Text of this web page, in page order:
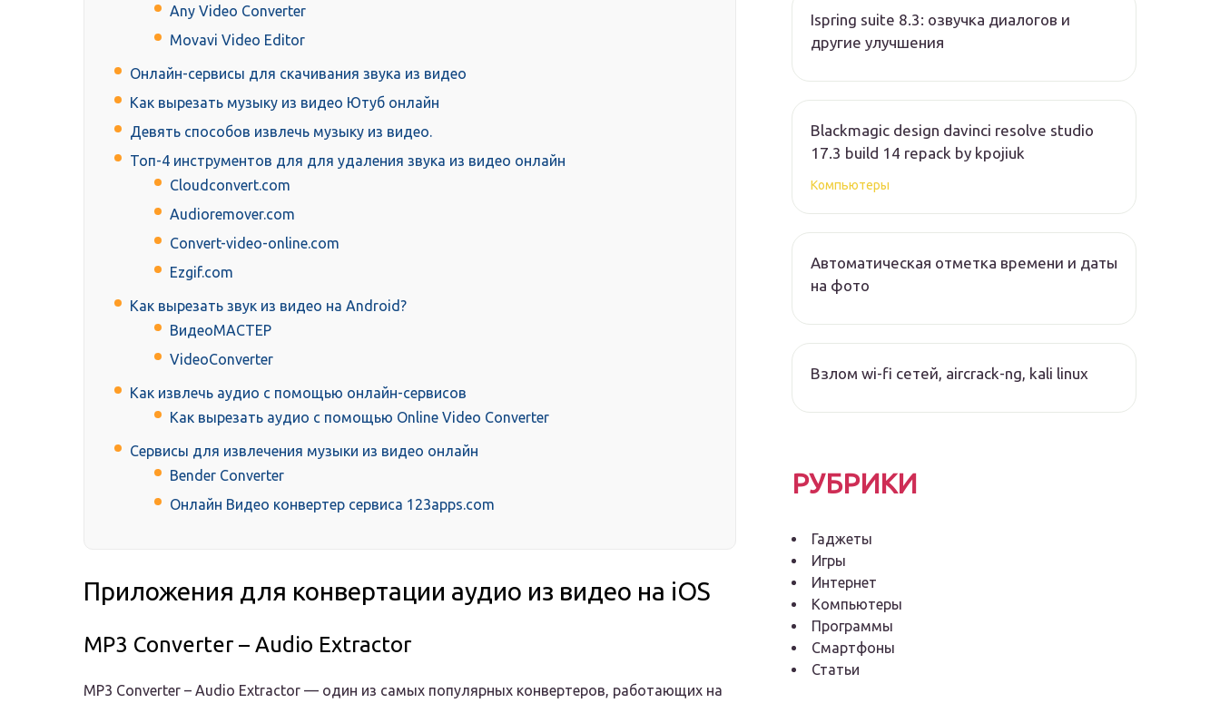
Any Video Converter
Movavi Video Editor
Онлайн-сервисы для скачивания звука из видео
Как вырезать музыку из видео Ютуб онлайн
Девять способов извлечь музыку из видео.
Топ-4 инструментов для для удаления звука из видео онлайн
Cloudconvert.com
Audioremover.com
Convert-video-online.com
Ezgif.com
Как вырезать звук из видео на Android?
ВидеоМАСТЕР
VideoConverter
Как извлечь аудио с помощью онлайн-сервисов
Как вырезать аудио с помощью Online Video Converter
Сервисы для извлечения музыки из видео онлайн
Bender Converter
Онлайн Видео конвертер сервиса 123apps.com
Приложения для конвертации аудио из видео на iOS
MP3 Converter – Audio Extractor
MP3 Converter – Audio Extractor — один из самых популярных конвертеров, работающих на
Ispring suite 8.3: озвучка диалогов и
другие улучшения
Blackmagic design davinci resolve studio
17.3 build 14 repack by kpojiuk
Компьютеры
Автоматическая отметка времени и даты
на фото
Взлом wi-fi сетей, aircrack-ng, kali linux
РУБРИКИ
Гаджеты
Игры
Интернет
Компьютеры
Программы
Смартфоны
Статьи